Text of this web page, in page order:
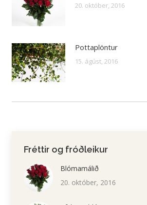
20. október, 2016
Pottaplöntur
15. ágúst, 2016
Fréttir og fróðleikur
Blómamálið
20. október, 2016